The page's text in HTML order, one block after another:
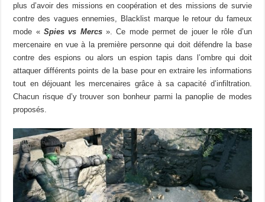
plus d’avoir des missions en coopération et des missions de survie
contre des vagues ennemies, Blacklist marque le retour du fameux
mode « Spies vs Mercs». Ce mode permet de jouer le rôle d’un
mercenaire en vue à la première personne qui doit défendre la base
contre des espions ou alors un espion tapis dans l’ombre qui doit
attaquer différents points de la base pour en extraire les informations
tout en déjouant les mercenaires grâce à sa capacité d’infiltration.
Chacun risque d’y trouver son bonheur parmi la panoplie de modes
proposés.